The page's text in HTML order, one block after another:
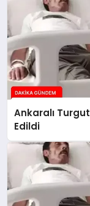
Ankaralı
Edildi